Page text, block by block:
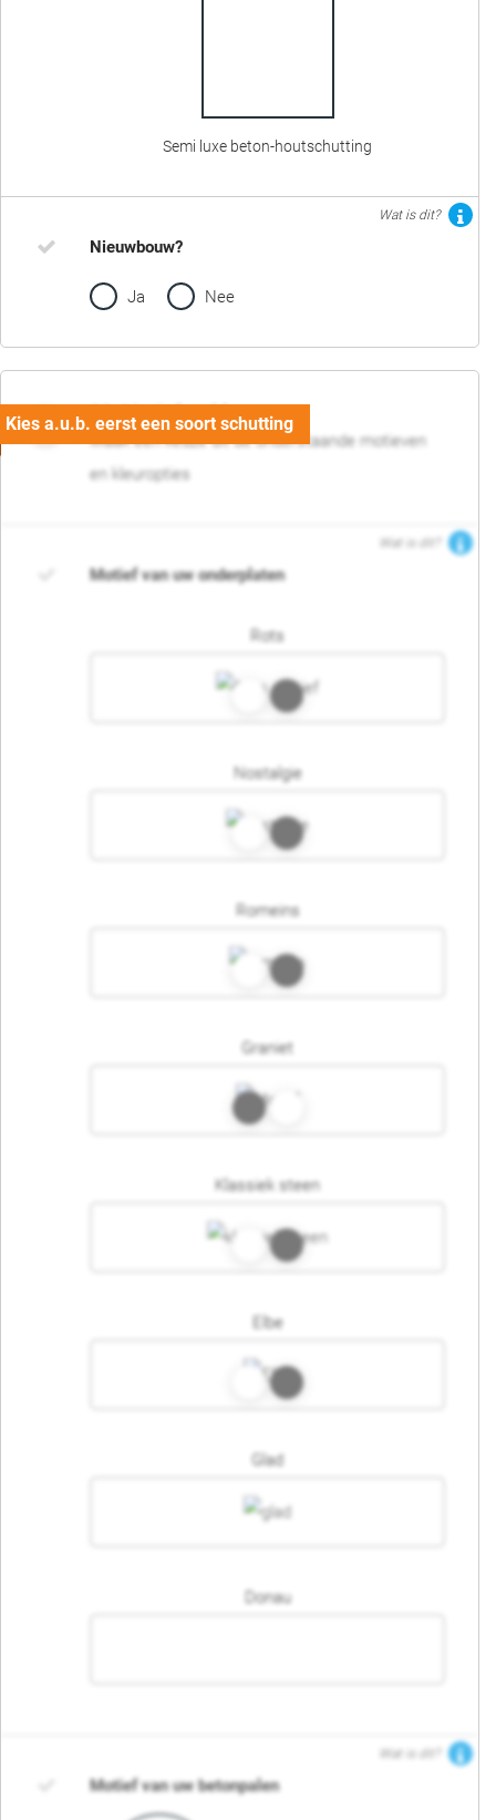
Semi luxe beton-houtschutting
Wat is dit?
Nieuwbouw?
Ja Nee
02. Motief en kleur
Maak een keuze uit de onderstaande motieven
en kleuropties
Wat is dit?
Motief van uw onderplaten
Rots
Nostalgie
Romeins
Graniet
Klassiek steen
Elbe
Glad
Donau
Wat is dit?
Motief van uw betonpalen